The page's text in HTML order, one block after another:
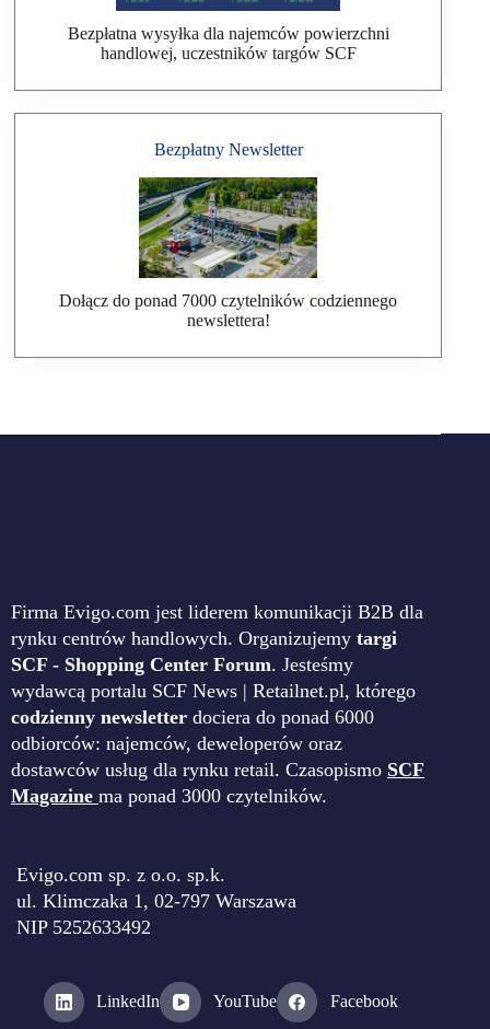
Bezpłatna wysyłka dla najemców powierzchni
handlowej, uczestników targów SCF
Bezpłatny Newsletter
Dołącz do ponad 7000 czytelników codziennego
newslettera!
Firma Evigo.com jest liderem komunikacji B2B dla
rynku centrów handlowych. Organizujemy targi
SCF - Shopping Center Forum. Jesteśmy
wydawcą portalu SCF News | Retailnet.pl, którego
codzienny newsletter dociera do ponad 6000
odbiorców: najemców, deweloperów oraz
dostawców usług dla rynku retail. Czasopismo SCF
Magazine ma ponad 3000 czytelników.
Evigo.com sp. z o.o. sp.k.
ul. Klimczaka 1, 02-797 Warszawa
NIP 5252633492
LinkedIn YouTube Facebook